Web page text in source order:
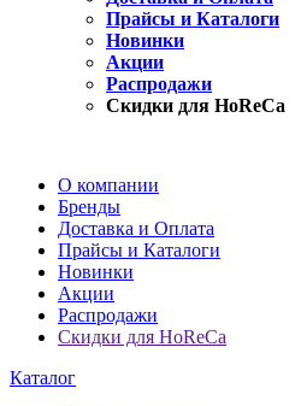
Прайсы и Каталоги
Новинки
Акции
Распродажи
Скидки для HoReCa
О компании
Бренды
Доставка и Оплата
Прайсы и Каталоги
Новинки
Акции
Распродажи
Скидки для HoReCa
Каталог